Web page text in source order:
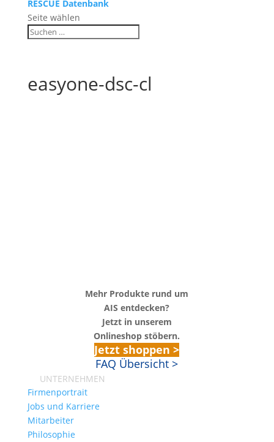
RESCUE Datenbank
Seite wählen
easyone-dsc-cl
Mehr Produkte rund um
AIS entdecken?
Jetzt in unserem
Onlineshop stöbern.
Jetzt shoppen >
FAQ Übersicht >
UNTERNEHMEN
Firmenportrait
Jobs und Karriere
Mitarbeiter
Philosophie